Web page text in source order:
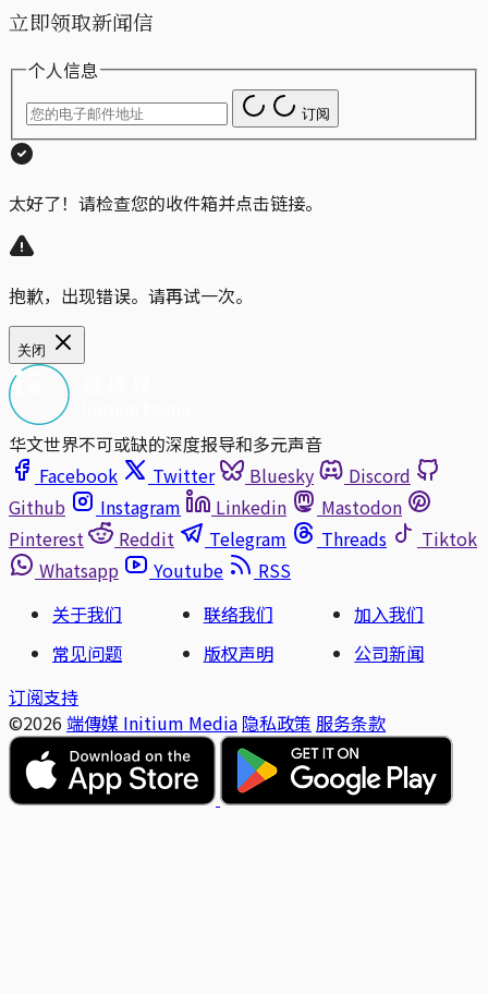
立即领取新闻信
个人信息
订阅
太好了！请检查您的收件箱并点击链接。
抱歉，出现错误。请再试一次。
关闭
华文世界不可或缺的深度报导和多元声音
Facebook
Twitter Bluesky
Discord
Github
Instagram Linkedin
Mastodon
Pinterest
Reddit Telegram Threads
Tiktok
Whatsapp
Youtube
RSS
关于我们
联络我们
加入我们
常见问题
版权声明
公司新闻
订阅支持
©2026 端傳媒 Initium Media 隐私政策 服务条款